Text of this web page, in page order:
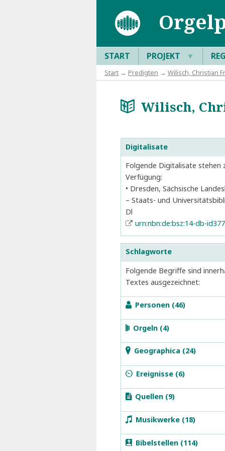
START PROJEKT ▼
Start → Predigten → Wilisch, Christian
a Wilisch,
Digitalisate
Folgende Digitalisate stehen
Verfügung:
Dresden, Sächsische
– Staats- und
Dl
urn:nbn:de:bsz:14-db-
Schlagworte
Folgende Begriffe sind
Textes ausgezeichnet:
bPersonen (46)
dOrgeln (4)
eGeographica (24)
mEreignisse (6)
rQuellen (9)
wMusikwerke (18)
yBibelstellen (114)